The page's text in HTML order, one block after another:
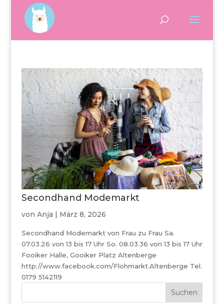
Secondhand Modemarkt
von Anja | März 8, 2026
Secondhand Modemarkt von Frau zu Frau Sa.
07.03.26 von 13 bis 17 Uhr So. 08.03.36 von 13 bis 17 Uhr
Fooiker Halle, Gooiker Platz Altenberge
http://www.facebook.com/Flohmarkt.Altenberge Tel.
0179 5142119
Suchen